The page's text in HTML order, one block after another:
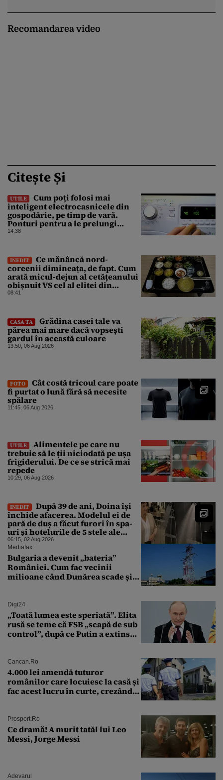
Recomandarea video
Citește Și
UTILE
Cum poți folosi mai
inteligent electrocasnicele din
gospodărie, pe timp de vară.
Ponturi pentru a le prelungi
durata de viață
14:38
INEDIT
Ce mănâncă nord-
coreenii dimineața, de fapt. Cum
arată micul-dejun al cetățeanului
obișnuit VS cel al elitei din
Phenian
08:41
CASA TA
Grădina casei tale va
părea mai mare dacă vopsești
gardul în această culoare
13:50, 06 Aug 2026
FOTO
Cât costă tricoul care poate
fi purtat o lună fără să necesite
spălare
11:45, 06 Aug 2026
UTILE
Alimentele pe care nu
trebuie să le ții niciodată pe ușa
frigiderului. De ce se strică mai
repede
10:29, 06 Aug 2026
INEDIT
După 39 de ani, Doina își
închide afacerea. Modelul ei de
pară de duș a făcut furori în spa-
uri și hotelurile de 5 stele ale
lumii. Ce nu a mai mers
06:15, 02 Aug 2026
Mediafax
Bulgaria a devenit „bateria”
României. Cum fac vecinii
milioane când Dunărea scade și
Digi24
„Toată lumea este speriată”. Elita
rusă se teme că FSB „scapă de sub
control”, după ce Putin a extins
Cancan.ro
4.000 lei amendă tuturor
românilor care locuiesc la casă și
fac acest lucru în curte, crezând
Prosport.ro
Ce dramă! A murit tatăl lui Leo
Messi, Jorge Messi
Adevarul